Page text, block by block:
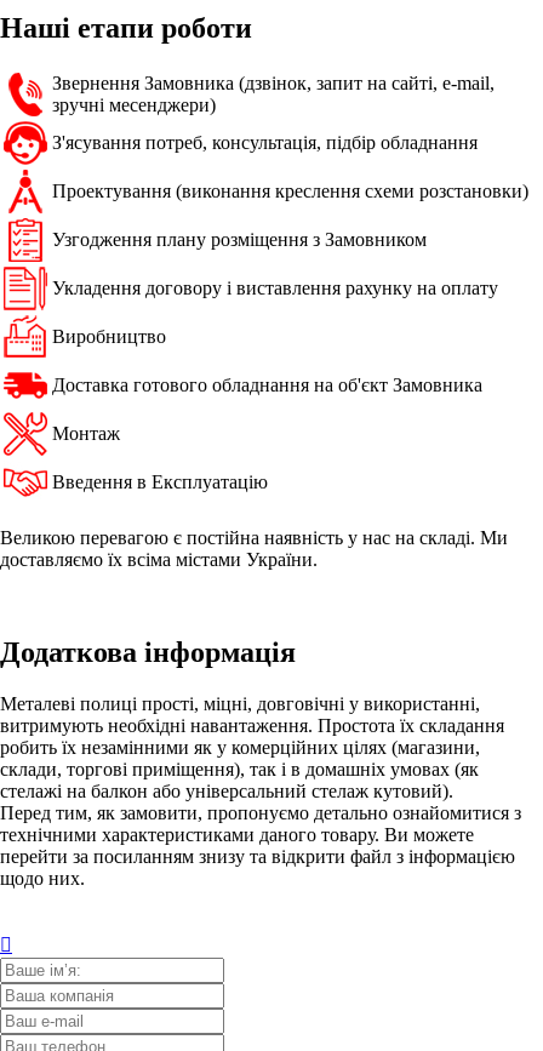
Наші етапи роботи
Звернення Замовника (дзвінок, запит на сайті, e-mail,
зручні месенджери)
З'ясування потреб, консультація, підбір обладнання
Проектування (виконання креслення схеми розстановки)
Узгодження плану розміщення з Замовником
Укладення договору і виставлення рахунку на оплату
Виробництво
Доставка готового обладнання на об'єкт Замовника
Монтаж
Введення в Експлуатацію
Великою перевагою є постійна наявність у нас на складі. Ми
доставляємо їх всіма містами України.
Додаткова інформація
Металеві полиці прості, міцні, довговічні у використанні,
витримують необхідні навантаження. Простота їх складання
робить їх незамінними як у комерційних цілях (магазини,
склади, торгові приміщення), так і в домашніх умовах (як
стелажі на балкон або універсальний стелаж кутовий).
Перед тим, як замовити, пропонуємо детально ознайомитися з
технічними характеристиками даного товару. Ви можете
перейти за посиланням знизу та відкрити файл з інформацією
щодо них.
